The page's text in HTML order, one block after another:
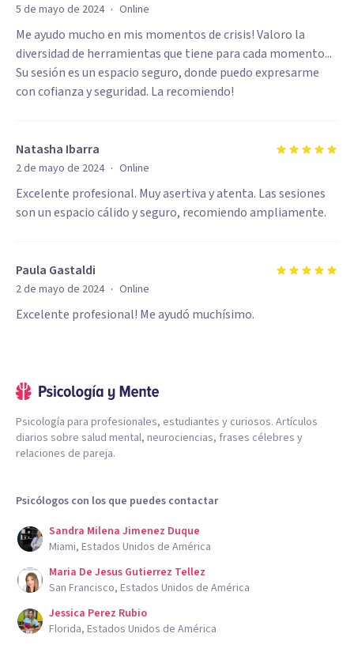
5 de mayo de 2024 · Online
Me ayudo mucho en mis momentos de crisis! Valoro la
diversidad de herramientas que tiene para cada momento...
Su sesión es un espacio seguro, donde puedo expresarme
con cofianza y seguridad. La recomiendo!
Natasha Ibarra
2 de mayo de 2024 · Online
Excelente profesional. Muy asertiva y atenta. Las sesiones
son un espacio cálido y seguro, recomiendo ampliamente.
Paula Gastaldi
2 de mayo de 2024 · Online
Excelente profesional! Me ayudó muchísimo.
Psicología para profesionales, estudiantes y curiosos. Artículos
diarios sobre salud mental, neurociencias, frases célebres y
relaciones de pareja.
Psicólogos con los que puedes contactar
Sandra Milena Jimenez Duque
Miami, Estados Unidos de América
Maria De Jesus Gutierrez Tellez
San Francisco, Estados Unidos de América
Jessica Perez Rubio
Florida, Estados Unidos de América